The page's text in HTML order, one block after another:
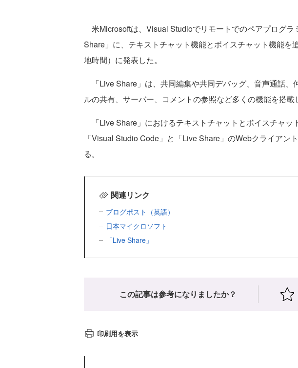
米Microsoftは、Visual Studioでリモートでのペアプログラ
Share」に、テキストチャット機能とボイスチャット機能を
地時間）に発表した。
「Live Share」は、共同編集や共同デバッグ、音声通話、
ルの共有、サーバー、コメントの参照など多くの機能を搭載
「Live Share」におけるテキストチャットとボイスチャッ
「Visual Studio Code」と「Live Share」のWebクライアン
る。
関連リンク
ブログポスト（英語）
日本マイクロソフト
「Live Share」
この記事は参考になりましたか？
印刷用を表示